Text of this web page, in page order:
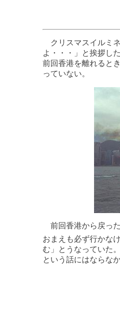
クリスマスイルミ
よ・・・」と挨拶し
前回香港を離れると
っていない。
前回香港から戻った
おまえも必ず行かな
む」とうなっていた
という話にはならなか